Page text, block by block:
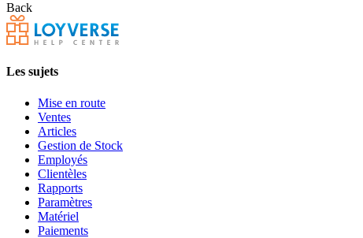
Back
Les sujets
Mise en route
Ventes
Articles
Gestion de Stock
Employés
Clientèles
Rapports
Paramètres
Matériel
Paiements